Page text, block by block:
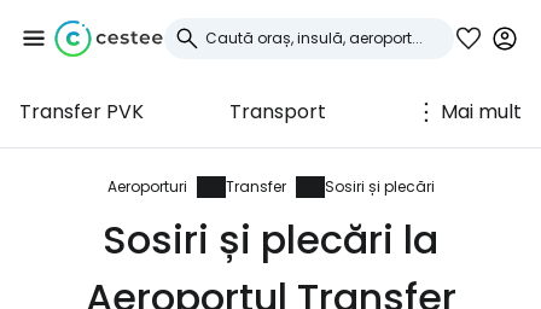
Transfer PVK Transport Mai mult
Aeroporturi Transfer Sosiri și plecări
Sosiri și plecări la
Aeroportul Transfer
Conectați-vă la
Cestee
... comunitatea mondială a călătorilor